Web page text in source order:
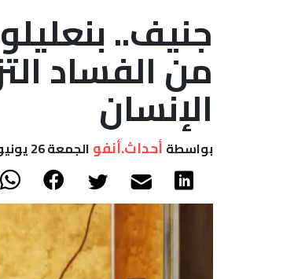
جنيف..
من الفساد
الإنسان
بواسطة أحداث.أنفو الجمعة 26 يونيو, 2026 - 12:00